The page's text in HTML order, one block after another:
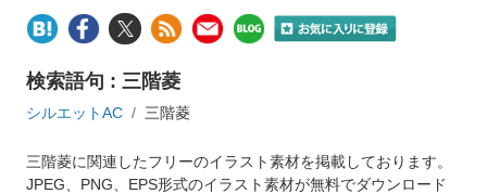
検索語句 : 三階菱
シルエットAC 三階菱
三階菱に関連したフリーのイラスト素材を掲載しております。
JPEG、PNG、EPS形式のイラスト素材が無料でダウンロード